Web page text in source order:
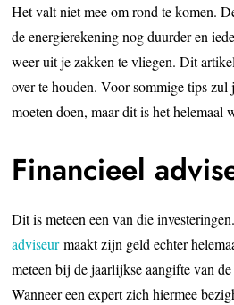
Het valt niet mee om rond te komen.
de energierekening nog duurder en
weer uit je zakken te vliegen. Dit
over te houden. Voor sommige tips zul
moeten doen, maar dit is het helemaal
Financieel
Dit is meteen een van die
adviseurmaakt zijn geld echter
meteen bij de jaarlijkse aangifte van
Wanneer een expert zich hiermee